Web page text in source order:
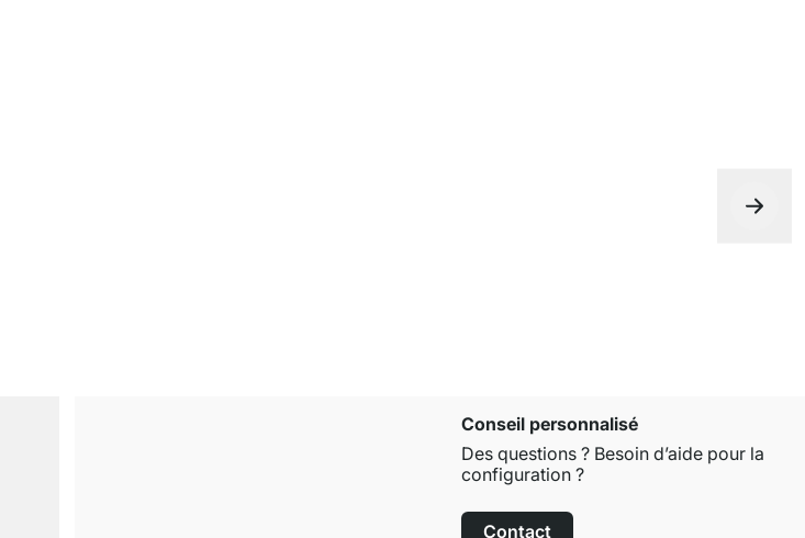
Conseil personnalisé
Des questions ? Besoin d’aide pour la
configuration ?
Contact